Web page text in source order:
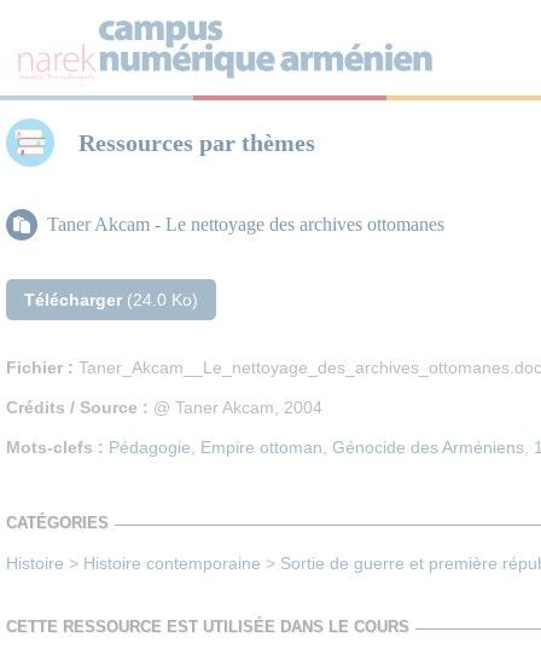
Ressources par thèmes
Taner Akcam - Le nettoyage des archives ottomanes
Télécharger (24.0 Ko)
Fichier :
Crédits / Source : @ Taner Akcam, 2004
Mots-clefs : Pédagogie Empire ottoman Génocide des Arméniens
CATÉGORIES
Histoire > Histoire contemporaine > Sortie de guerre et première
CETTE RESSOURCE EST UTILISÉE DANS LE COURS